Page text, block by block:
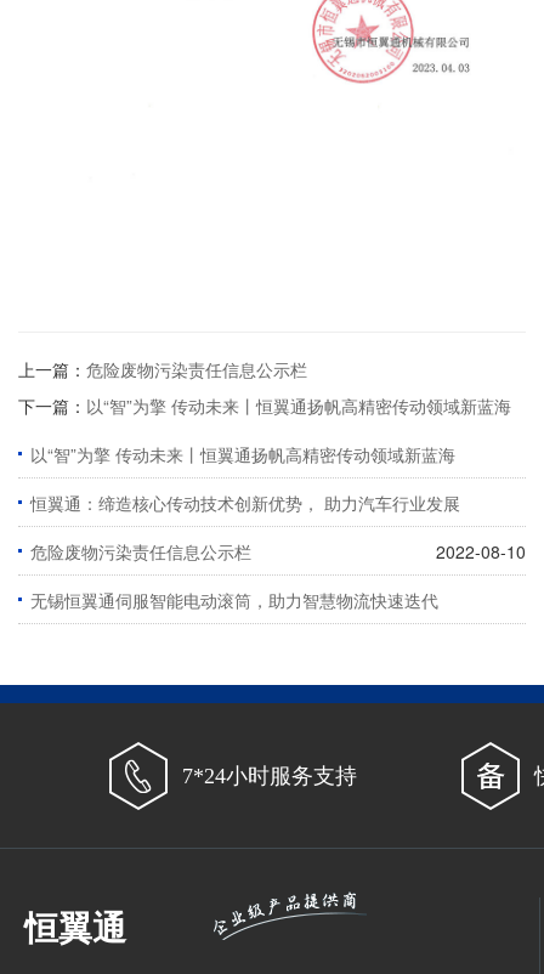
上一篇： 危险废物污染责任信息公示栏
下一篇： 以“智”为擎 传动未来丨恒翼通扬帆高精密传动领域新蓝海
以“智”为擎 传动未来丨恒翼通扬帆高精密传动领域新蓝海
2024-09-20
恒翼通：缔造核心传动技术创新优势， 助力汽车行业发展
2023-09-04
危险废物污染责任信息公示栏
2022-08-10
无锡恒翼通伺服智能电动滚筒，助力智慧物流快速迭代
7*24小时服务支持
恒翼通